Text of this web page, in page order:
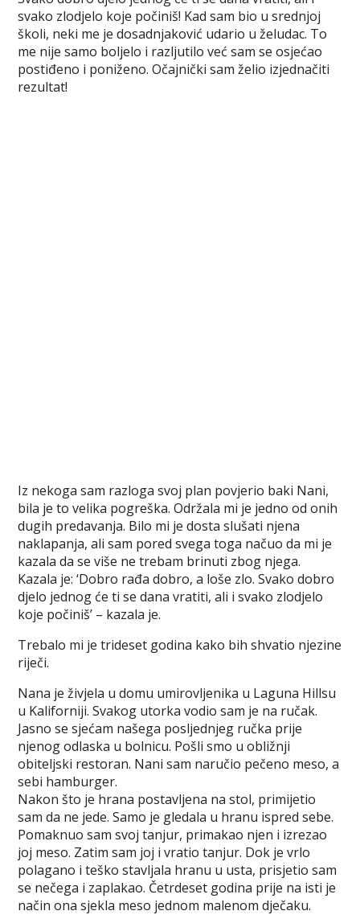
e
b
o
o
t
t
e
t
e
r
b
l
r
e
r
s
e
n
r
e
svako zlodjelo koje počiniš! Kad sam bio u srednjoj
školi, neki me je dosadnjaković udario u želudac. To
me nije samo boljelo i razljutilo već sam se osjećao
postiđeno i poniženo. Očajnički sam želio izjednačiti
rezultat!
Iz nekoga sam razloga svoj plan povjerio baki Nani,
bila je to velika pogreška. Održala mi je jedno od onih
dugih predavanja. Bilo mi je dosta slušati njena
naklapanja, ali sam pored svega toga načuo da mi je
kazala da se više ne trebam brinuti zbog njega.
Kazala je: ‘Dobro rađa dobro, a loše zlo. Svako dobro
djelo jednog će ti se dana vratiti, ali i svako zlodjelo
koje počiniš’ – kazala je.
Trebalo mi je trideset godina kako bih shvatio njezine
riječi.
Nana je živjela u domu umirovljenika u Laguna Hillsu
u Kaliforniji. Svakog utorka vodio sam je na ručak.
Jasno se sjećam našega posljednjeg ručka prije
njenog odlaska u bolnicu. Pošli smo u obližnji
obiteljski restoran. Nani sam naručio pečeno meso, a
sebi hamburger.
Nakon što je hrana postavljena na stol, primijetio
sam da ne jede. Samo je gledala u hranu ispred sebe.
Pomaknuo sam svoj tanjur, primakao njen i izrezao
joj meso. Zatim sam joj i vratio tanjur. Dok je vrlo
polagano i teško stavljala hranu u usta, prisjetio sam
se nečega i zaplakao. Četrdeset godina prije na isti je
način ona sjekla meso jednom malenom dječaku.